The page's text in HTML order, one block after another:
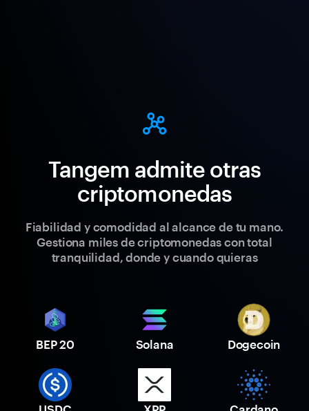
Tangem admite otras
criptomonedas
Fiabilidad y comodidad al alcance de tu mano.
Gestiona miles de criptomonedas con total
tranquilidad, donde y cuando quieras
BEP 20 Solana Dogecoin